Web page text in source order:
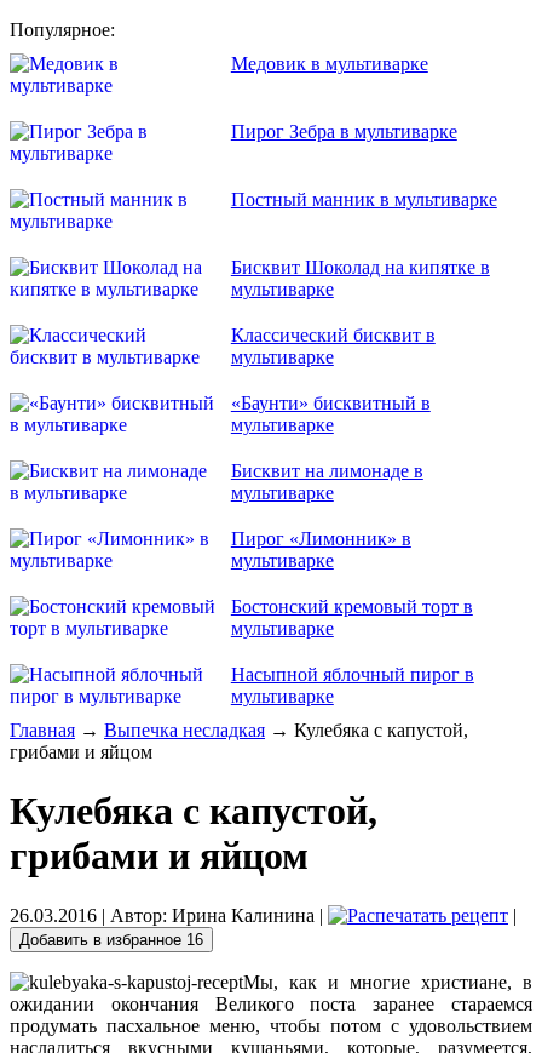
Популярное:
Медовик в мультиварке
Пирог Зебра в мультиварке
Постный манник в мультиварке
Бисквит Шоколад на кипятке в
мультиварке
Классический бисквит в
мультиварке
«Баунти» бисквитный в
мультиварке
Бисквит на лимонаде в
мультиварке
Пирог «Лимонник» в
мультиварке
Бостонский кремовый торт в
мультиварке
Насыпной яблочный пирог в
мультиварке
Главная → Выпечка несладкая → Кулебяка с капустой,
грибами и яйцом
Кулебяка с капустой,
грибами и яйцом
26.03.2016 | Автор: Ирина Калинина | |
Добавить в избранное 16
Мы, как и многие христиане, в
ожидании окончания Великого поста заранее стараемся
продумать пасхальное меню, чтобы потом с удовольствием
насладиться вкусными кушаньями, которые, разумеется,